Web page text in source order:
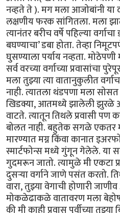
नव्हते ते ). मग मला आजोबांनी या
लक्षणीय फरक सांगितला. मला
त्यानंतर बरीच वर्षे पहिल्या
बघण्याचा’ डबा होता. तेव्हा
घुसण्याला पर्याय नव्हता.
सर्व वरच्या वर्गाच्या प्रवासांचा
मला तुझ्या त्या वातानुकुलीत
नाही. त्यातला थंडपणा मला
खिडक्या, आतमध्ये झालेली झुरळे
वाटते. त्यातून तिथले प्रवासी
बोलत नाही. बहुतेक सगळे एकतर
मारण्यात मग्न किंवा कानात
स्मार्टफोन्स मध्ये गुंगून गेलेले. या
गुदमरून जातो. त्यामुळे मी एकटा
दुसऱ्या वर्गाने जाणे पसंत करतो.
वारा, तुझ्या वेगाची होणारी
मोकळेढाकळे वातावरण मला